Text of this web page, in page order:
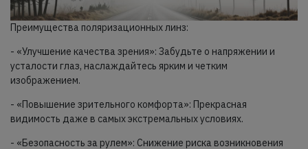
Преимущества поляризационных линз:
- «Улучшение качества зрения»: Забудьте о напряжении и
усталости глаз, наслаждайтесь ярким и четким
изображением.
- «Повышение зрительного комфорта»: Прекрасная
видимость даже в самых экстремальных условиях.
- «Безопасность за рулем»: Снижение риска возникновения